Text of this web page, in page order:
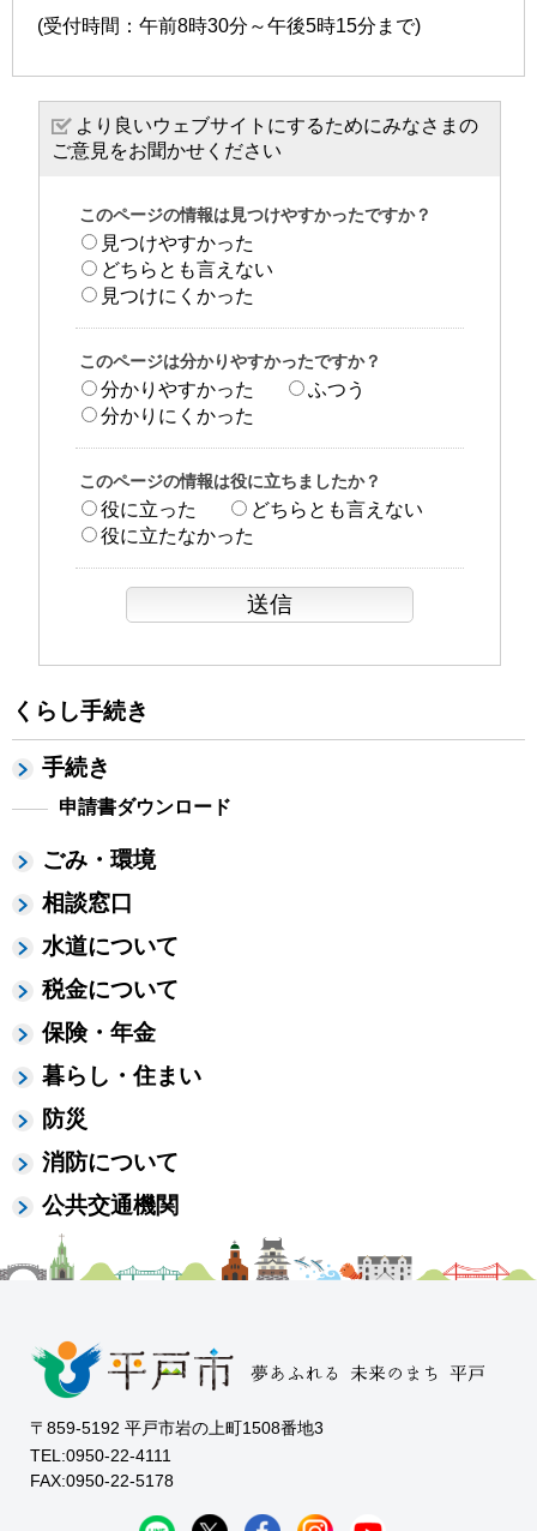
くらし手続き
手続き
申請書ダウンロード
ごみ・環境
相談窓口
水道について
税金について
保険・年金
暮らし・住まい
防災
消防について
公共交通機関
(受付時間：午前8時30分～午後5時15分まで)
より良いウェブサイトにするためにみなさまの
ご意見をお聞かせください
このページの情報は見つけやすかったですか？
見つけやすかった
どちらとも言えない
見つけにくかった
このページは分かりやすかったですか？
分かりやすかった
ふつう
分かりにくかった
このページの情報は役に立ちましたか？
役に立った
どちらとも言えない
役に立たなかった
〒859-5192 平戸市岩の上町1508番地3
TEL:0950-22-4111
FAX:0950-22-5178